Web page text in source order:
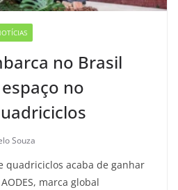
no Brasil
no
Souza
quadriciclos acaba de ganhar
marca global